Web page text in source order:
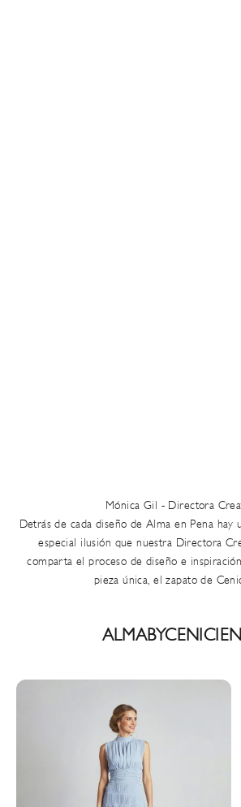
Mónica Gil - Directora
Detrás de cada diseño de Alma en Pena hay
especial ilusión que nuestra Directora
comparta el proceso de diseño e
pieza única, el zapato de